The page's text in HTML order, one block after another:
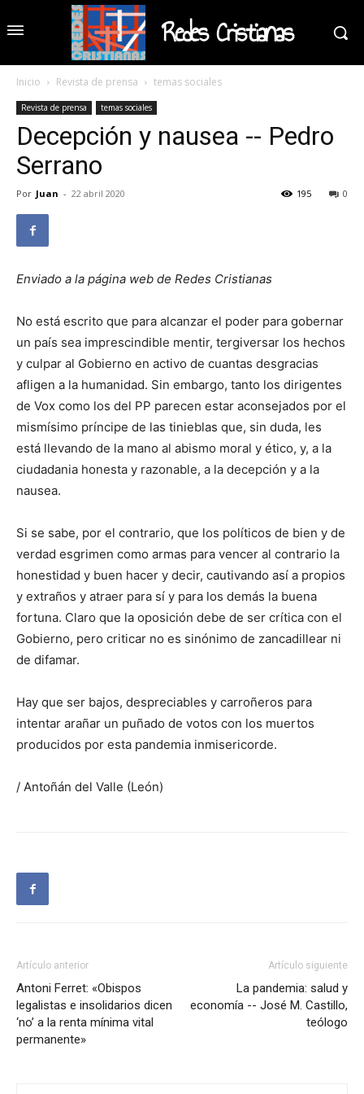
Redes Cristianas
Inicio Revista de prensa temas sociales
Revista de prensa temas sociales
Decepción y nausea -- Pedro
Serrano
Por Juan - 22 abril 2020 0
195
Enviado a la página web de Redes Cristianas
No está escrito que para alcanzar el poder para gobernar
un país sea imprescindible mentir, tergiversar los hechos
y culpar al Gobierno en activo de cuantas desgracias
afligen a la humanidad. Sin embargo, tanto los dirigentes
de Vox como los del PP parecen estar aconsejados por el
mismísimo príncipe de las tinieblas que, sin duda, les
está llevando de la mano al abismo moral y ético, y, a la
ciudadania honesta y razonable, a la decepción y a la
nausea.
Si se sabe, por el contrario, que los políticos de bien y de
verdad esgrimen como armas para vencer al contrario la
honestidad y buen hacer y decir, cautivando así a propios
y extraños y atraer para sí y para los demás la buena
fortuna. Claro que la oposición debe de ser crítica con el
Gobierno, pero criticar no es sinónimo de zancadillear ni
de difamar.
Hay que ser bajos, despreciables y carroñeros para
intentar arañar un puñado de votos con los muertos
producidos por esta pandemia inmisericorde.
/ Antoñán del Valle (León)
Artículo anterior
Antoni Ferret: «Obispos
legalistas e insolidarios dicen
‘no’ a la renta mínima vital
permanente»
Artículo siguiente
La pandemia: salud y
economía -- José M. Castillo,
teólogo